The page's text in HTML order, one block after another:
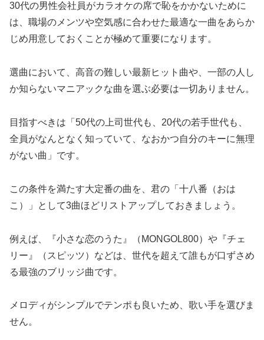
30代の男性会社員がカラオケの席で恥をかかないために
は、職場のメンツや空気感に合わせた最適な一曲をあらか
じめ用意しておくことが極めて重要になります。
選曲において、高音の難しい最新ヒット曲や、一部の人し
か知らないマニアックな曲を選ぶ必要は一切ありません。
目指すべきは「50代の上司世代も、20代の若手世代も、
全員がなんとなく知っていて、なおかつ自分のキーに無理
がない曲」です。
この条件を満たす大定番の曲を、君の「十八番（おは
こ）」として3曲ほどリストアップしておきましょう。
例えば、『小さな恋のうた』（MONGOL800）や『チェ
リー』（スピッツ）などは、世代を超えて誰もが口ずさめ
る最強のブリッジ曲です。
メロディがシンプルでテンポも良いため、歌い手を選びま
せん。